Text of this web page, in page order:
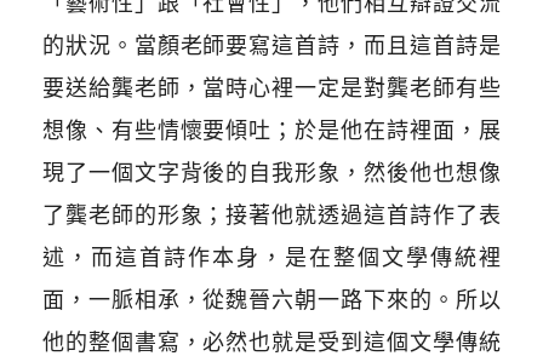
的狀況。當顏老師要寫這首詩，而且這首詩是
要送給龔老師，當時心裡一定是對龔老師有些
想像、有些情懷要傾吐；於是他在詩裡面，展
現了一個文字背後的自我形象，然後他也想像
了龔老師的形象；接著他就透過這首詩作了表
述，而這首詩作本身，是在整個文學傳統裡
面，一脈相承，從魏晉六朝一路下來的。所以
他的整個書寫，必然也就是受到這個文學傳統